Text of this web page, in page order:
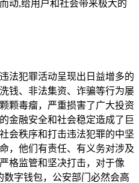
动,给用户和社会带来极大的
法犯罪活动呈现出日益增多的
钱、非法集资、诈骗等行为屡
颗毒瘤，严重损害了广大投资
金融安全和社会稳定造成了巨
会秩序和打击违法犯罪的中坚
，他们有责任、有义务对涉及
格监管和坚决打击，对于像
数字钱包，公安部门必然会高